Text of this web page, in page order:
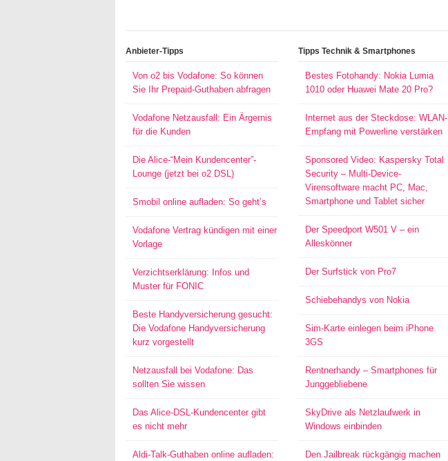
Anbieter-Tipps
Von o2 bis Vodafone: So können
Sie Ihr Prepaid-Guthaben abfragen
Vodafone Netzausfall: Ein Ärgernis
für die Kunden
Die Alice-“Mein Kundencenter”-
Lounge (jetzt bei o2 DSL)
Smobil online aufladen: So geht’s
Vodafone Vertrag kündigen mit einer
Vorlage
Verzichtserklärung: Infos und
Muster für FONIC
Beste Handyversicherung gesucht:
Die Vodafone Handyversicherung
kurz vorgestellt
Netzausfall bei Vodafone: Das
sollten Sie wissen
Das Alice-DSL-Kundencenter gibt
es nicht mehr
Aldi-Talk-Guthaben online aufladen:
Tipps Technik & Smartphones
Bestes Fotohandy: Nokia Lumia
1010 oder Huawei Mate 20 Pro?
Internet aus der Steckdose: WLAN-
Empfang mit Powerline verstärken
Sponsored Video: Kaspersky Total
Security – Multi-Device-
Virensoftware macht PC, Mac,
Smartphone und Tablet sicher
Der Speedport W501 V – ein
Alleskönner
Der Surfstick von Pro7
Schiebehandys von Nokia
Sim-Karte einlegen beim iPhone
3GS
Rentnerhandy – Smartphones für
Junggebliebene
SkyDrive als Netzlaufwerk in
Windows einbinden
Den Jailbreak rückgängig machen